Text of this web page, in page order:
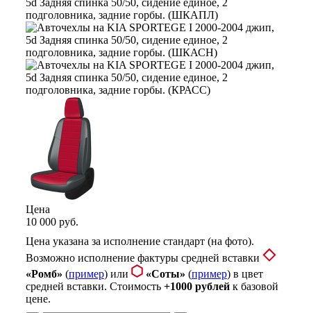
Цена
10 000 руб.
Цена указана за исполнение стандарт (на фото).
Возможно исполнение фактуры средней вставки
«Ромб» (пример) или «Соты» (пример) в цвет
средней вставки. Стоимость +1000 рублейк базовой
цене.